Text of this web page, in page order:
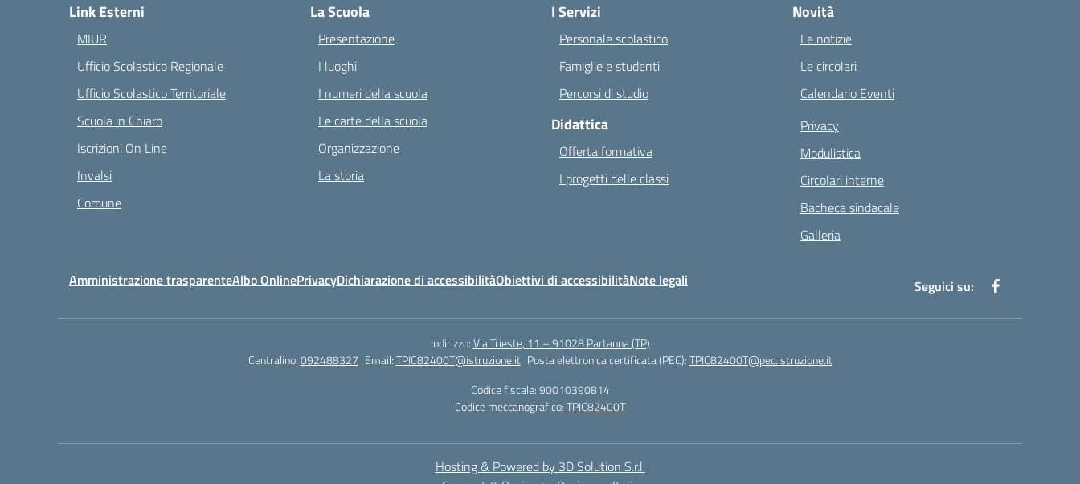
Link Esterni
MIUR
Ufficio Scolastico Regionale
Ufficio Scolastico Territoriale
Scuola in Chiaro
Iscrizioni On Line
Invalsi
Comune
La Scuola
Presentazione
I luoghi
I numeri della scuola
Le carte della scuola
Organizzazione
La storia
I Servizi
Personale scolastico
Famiglie e studenti
Percorsi di studio
Didattica
Offerta formativa
I progetti delle classi
Novità
Le notizie
Le circolari
Calendario Eventi
Privacy
Modulistica
Circolari interne
Bacheca sindacale
Galleria
Amministrazione trasparenteAlbo OnlinePrivacyDichiarazione di accessibilitàObiettivi di accessibilitàNote legali Seguici su:
Indirizzo:Via Trieste, 11 – 91028 Partanna (TP)
Centralino:092488327 Email:TPIC82400T@istruzione.it Posta elettronica certificata (PEC):TPIC82400T@pec.istruzione.it
Codice fiscale: 90010390814
Codice meccanografico:TPIC82400T
Hosting & Powered by 3D Solution S.r.l.